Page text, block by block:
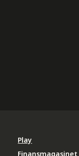
Play
Finansmagasinet